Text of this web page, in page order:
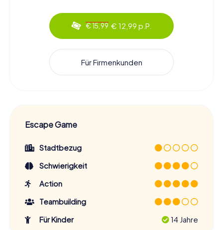
€ 15,99 € 12,99 p.P.
Für Firmenkunden
Escape Game
Stadtbezug
Schwierigkeit
Action
Teambuilding
Für Kinder
14 Jahre